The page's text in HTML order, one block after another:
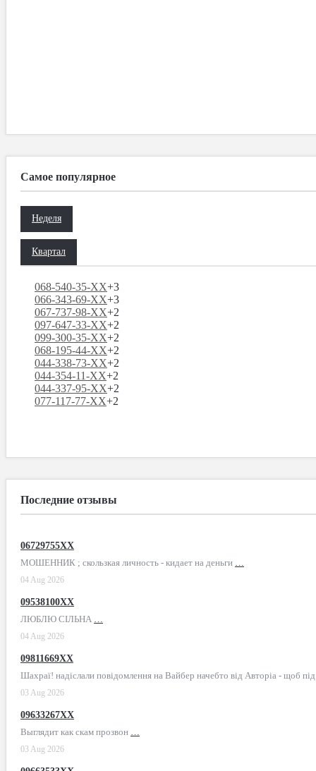
Самое популярное
Неделя
Квартал
068-540-35-XX+3
066-343-69-XX+3
067-737-98-XX+2
097-647-33-XX+2
099-300-35-XX+2
068-195-44-XX+2
044-338-73-XX+2
044-354-11-XX+2
044-337-95-XX+2
077-117-77-XX+2
Последние отзывы
06729755XX
МОШЕННИК ; скользкая личность - кидает на деньги …
04 Aug 2026
09538100XX
ЛЮБЛЮ СІЛЬНА …
04 Aug 2026
09811669XX
Шахраї! надіслали повідомлення на Вайбер начебто від Авторіа - щоб під
03 Aug 2026
09633267XX
Выглядит как скам прозвон …
03 Aug 2026